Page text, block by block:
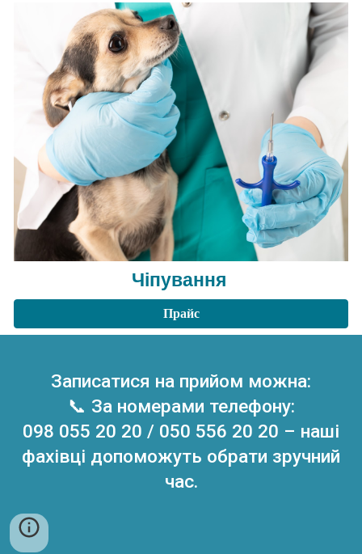
Чіпування
Прайс
Записатися на прийом можна:
📞 За номерами телефону:
098 055 20 20 / 050 556 20 20 – наші
фахівці допоможуть обрати зручний
час.